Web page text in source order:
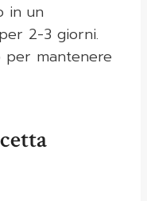
in un
2-3 giorni.
per mantenere